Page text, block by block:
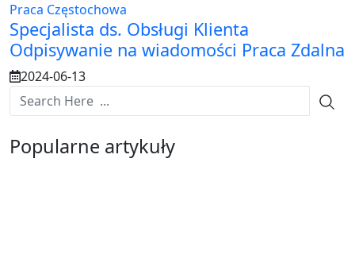
Praca Częstochowa
Specjalista ds. Obsługi Klienta
Odpisywanie na wiadomości Praca Zdalna
2024-06-13
Popularne artykuły